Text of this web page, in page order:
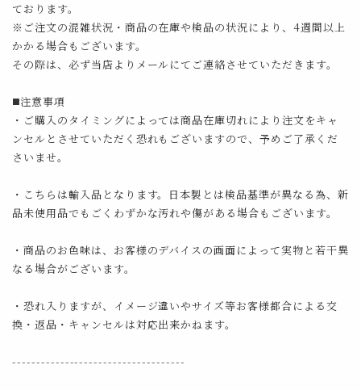
ております。
※ご注文の混雑状況・商品の在庫や検品の状況により、4週間以上
かかる場合もございます。
その際は、必ず当店よりメールにてご連絡させていただきます。
◼️注意事項
・ご購入のタイミングによっては商品在庫切れにより注文をキャ
ンセルとさせていただく恐れもございますので、予めご了承くだ
さいませ。
・こちらは輸入品となります。日本製とは検品基準が異なる為、新
品未使用品でもごくわずかな汚れや傷がある場合もございます。
・商品のお色味は、お客様のデバイスの画面によって実物と若干異
なる場合がございます。
・恐れ入りますが、イメージ違いやサイズ等お客様都合による交
換・返品・キャンセルは対応出来かねます。
------------------------------------